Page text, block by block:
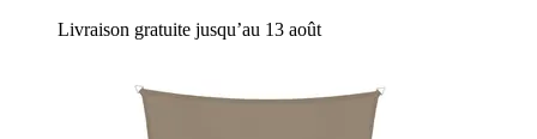
Livraison gratuite jusqu’au 13 août